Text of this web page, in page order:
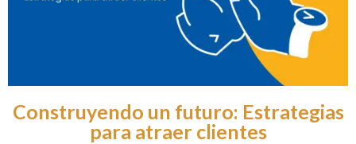
Construyendo un futuro: Estrategias
para atraer clientes